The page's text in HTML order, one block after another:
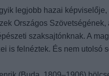
legjobb hazai
Országos
szaksajtónknak. A
is felnéztek. És nem utolsó